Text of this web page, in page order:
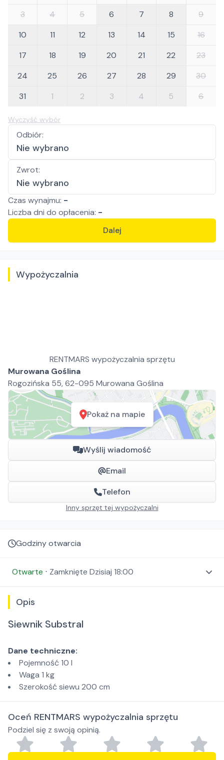
3
4 5 6 7 8
9
10
11 12 13 14 15
16
17
18 19 20 21 22
23
24
25 26 27 28 29
30
31
1 2 3 4 5 6
Wyczyść wybór
Odbiór:
Nie wybrano
Zwrot:
Nie wybrano
Czas wynajmu: -
Liczba dni do opłacenia: -
Dalej
Wypożyczalnia
RENTMARS wypożyczalnia sprzętu
Murowana Goślina
Rogozińska 55, 62-095 Murowana Goślina
Pokaż na mapie
Wyślij wiadomość
Email
Telefon
Inny sprzęt tej wypożyczalni
Godziny otwarcia
Otwarte ⋅ Zamknięte Dzisiaj 18:00
Opis
Siewnik Substral
Dane techniczne:
Pojemność 10 l
Waga 1 kg
Szerokość siewu 200 cm
Oceń RENTMARS wypożyczalnia sprzętu
Podziel się z swoją opinią.